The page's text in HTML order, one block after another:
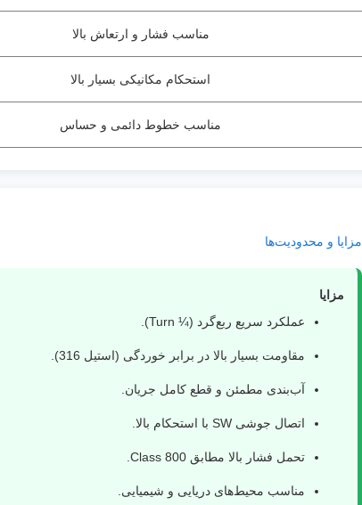
مناسب فشار و ارتعاش بالا
استحکام مکانیکی بسیار بالا
مناسب خطوط دائمی و حساس
مزایا و محدودیت‌ها
مزایا
عملکرد سریع ربع‌گرد (¼ Turn).
مقاومت بسیار بالا در برابر خوردگی (استیل 316).
آب‌بندی مطمئن و قطع کامل جریان.
اتصال جوشی SW با استحکام بالا.
تحمل فشار بالا مطابق Class 800.
مناسب محیط‌های دریایی و شیمیایی.